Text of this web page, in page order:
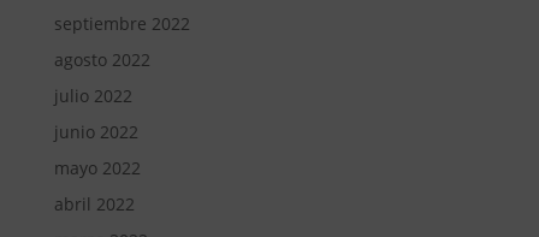
septiembre 2022
agosto 2022
julio 2022
junio 2022
mayo 2022
abril 2022